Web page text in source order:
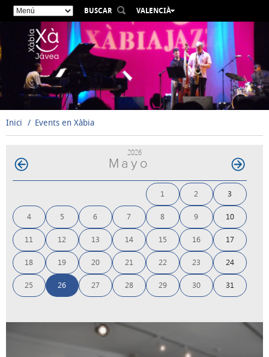
BUSCAR
VALENCIÀ
ESPAÑOL
ENGLISH
DEUTSCH
РУССКИЙ
Inici Events en Xàbia
2026
Mayo
1 2 3
4 5 6 7 8 9 10
11 12 13 14 15 16 17
18 19 20 21 22 23 24
25 26 27 28 29 30 31